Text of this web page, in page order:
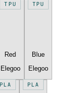
TPU
Red
Elegoo
TPU
Blue
Elegoo
PLA PLA